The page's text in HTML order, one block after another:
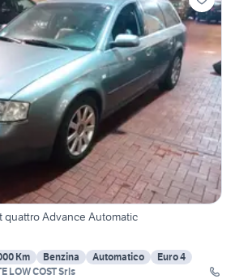
quattro Advance Automatic
Km Benzina Automatico
Euro 4
LOW COST Srls